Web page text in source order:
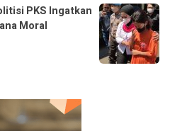
PKS Ingatkan
Moral